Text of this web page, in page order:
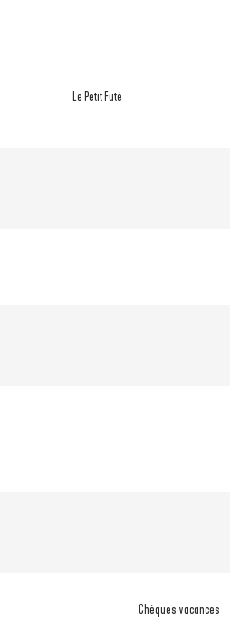
Le Petit Futé
Chèques vacances